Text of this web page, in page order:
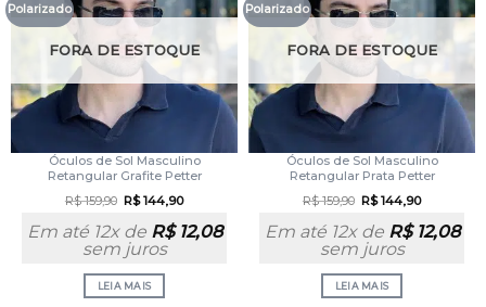
Polarizado
FORA DE ESTOQUE
Óculos de Sol Masculino
Retangular Grafite Petter
R$159,90 R$144,90
Em até 12x de R$12,08
sem juros
LEIA MAIS
Polarizado
FORA DE ESTOQUE
Óculos de Sol Masculino
Retangular Prata Petter
R$159,90 R$144,90
Em até 12x de R$12,08
sem juros
LEIA MAIS